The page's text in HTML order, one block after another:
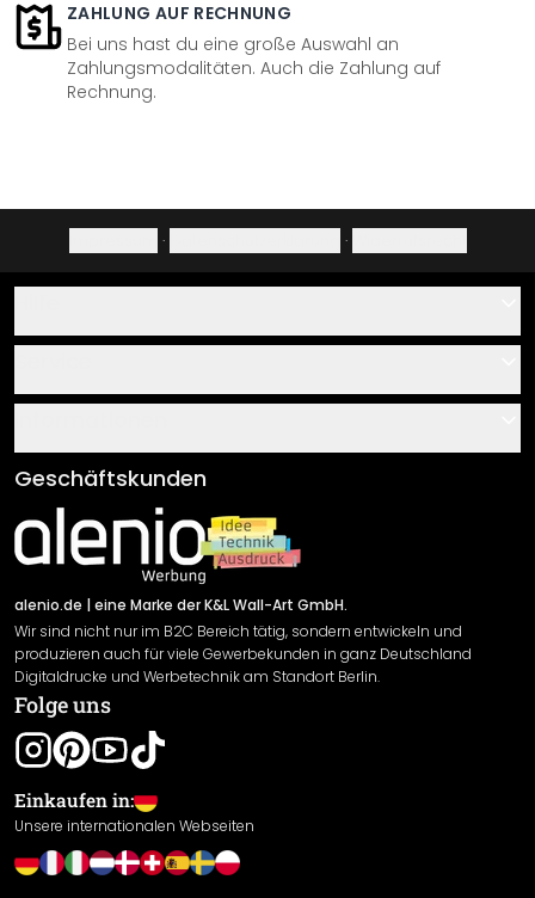
ZAHLUNG AUF RECHNUNG
Bei uns hast du eine große Auswahl an
Zahlungsmodalitäten. Auch die Zahlung auf
Rechnung.
· ·
Über uns
Klebe- und Montageanleitungen
Newsletter An-/Abmeldung
Sendungsverfolgung
AGB
Impressum
Versand & Zahlung
Rücksendung
Widerrufsrecht
Datenschutzerklärung
Gewährleistung
Leistungserklärung / CE-Zeichen
Cookie Einstellungen
Geschäftskunden
alenio.de | eine Marke der K&L Wall-Art GmbH.
Wir sind nicht nur im B2C Bereich tätig, sondern entwickeln und
produzieren auch für viele Gewerbekunden in ganz Deutschland
Digitaldrucke und Werbetechnik am Standort Berlin.
Folge uns
Einkaufen in:
Unsere internationalen Webseiten